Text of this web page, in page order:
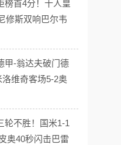
榜首4分！十人皇
修斯双响巴尔韦
甲-翁达夫破门德
维奇客场5-2奥
轮不胜！国米1-1
奥40秒闪击巴雷